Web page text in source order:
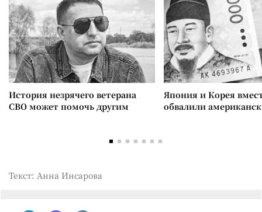
История незрячего ветерана
СВО может помочь другим
Япония и Корея
обвалили
Текст: Анна Инсарова